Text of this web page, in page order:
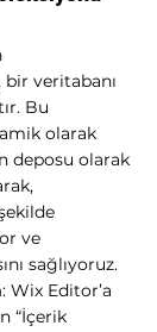
bir veritabanı
Bu
olarak
deposu olarak
ve
sağlıyoruz.
: Wix Editor’a
“İçerik